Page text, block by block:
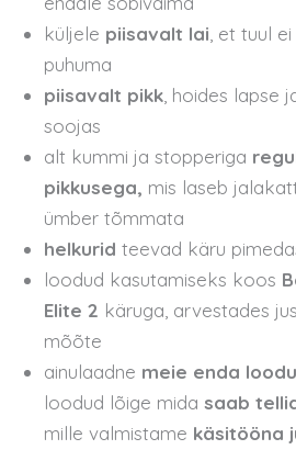
küljele piisavalt lai , et tuul
puhuma
piisavalt pikk , hoides lapse
soojas
alt kummi ja stopperiga
pikkusega, mis laseb
ümber tõmmata
helkurid teevad käru
loodud kasutamiseks koos
Elite 2 käruga, arvestades
mõõte
ainulaadne meie enda
loodud lõige mida saab
mille valmistame käsitööna